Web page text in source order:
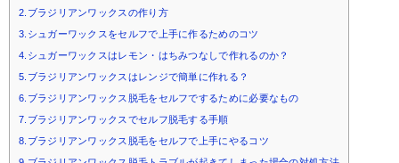
2.ブラジリアンワックスの作り方
3.シュガーワックスをセルフで上手に作るためのコツ
4.シュガーワックスはレモン・はちみつなしで作れるのか？
5.ブラジリアンワックスはレンジで簡単に作れる？
6.ブラジリアンワックス脱毛をセルフでするために必要なもの
7.ブラジリアンワックスでセルフ脱毛する手順
8.ブラジリアンワックス脱毛をセルフで上手にやるコツ